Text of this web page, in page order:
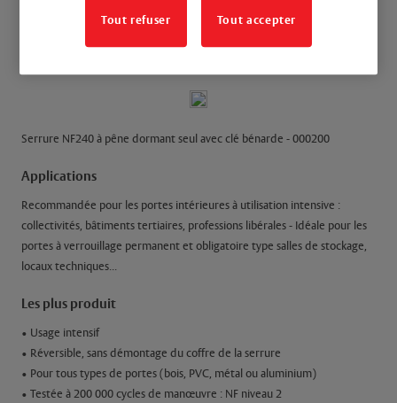
Pêne dormant seul avec
clé bénarde
Serrure NF240 à pêne dormant seul avec clé bénarde - 000200
Applications
Recommandée pour les portes intérieures à utilisation intensive :
collectivités, bâtiments tertiaires, professions libérales - Idéale pour les
portes à verrouillage permanent et obligatoire type salles de stockage,
locaux techniques...
Les plus produit
• Usage intensif
• Réversible, sans démontage du coffre de la serrure
• Pour tous types de portes (bois, PVC, métal ou aluminium)
• Testée à 200 000 cycles de manœuvre : NF niveau 2
Tout refuser Tout accepter